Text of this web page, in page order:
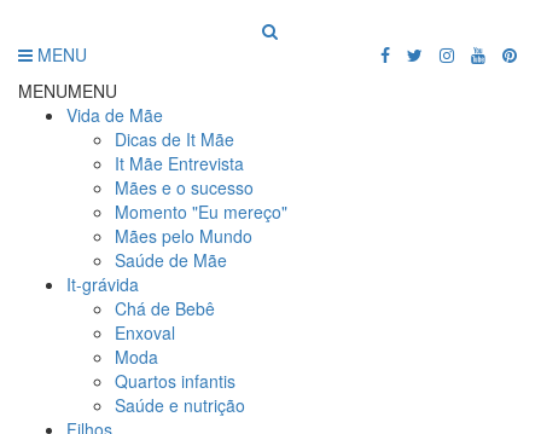
MENU
MENUMENU
Vida de Mãe
Dicas de It Mãe
It Mãe Entrevista
Mães e o sucesso
Momento "Eu mereço"
Mães pelo Mundo
Saúde de Mãe
It-grávida
Chá de Bebê
Enxoval
Moda
Quartos infantis
Saúde e nutrição
Filhos